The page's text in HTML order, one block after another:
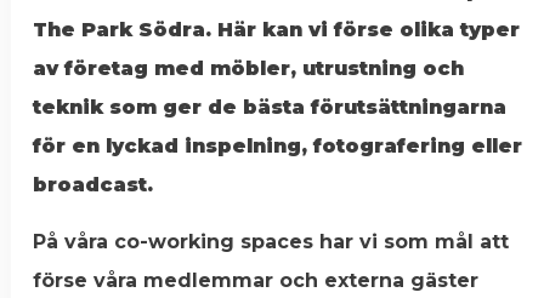
The Park Södra. Här kan vi förse olika typer
av företag med möbler, utrustning och
teknik som ger de bästa förutsättningarna
för en lyckad inspelning, fotografering eller
broadcast.
På våra co-working spaces har vi som mål att
förse våra medlemmar och externa gäster